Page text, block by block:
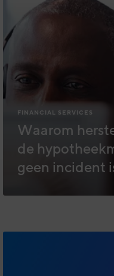
FINANCIAL SERVICES
Waarom
de
geen incident